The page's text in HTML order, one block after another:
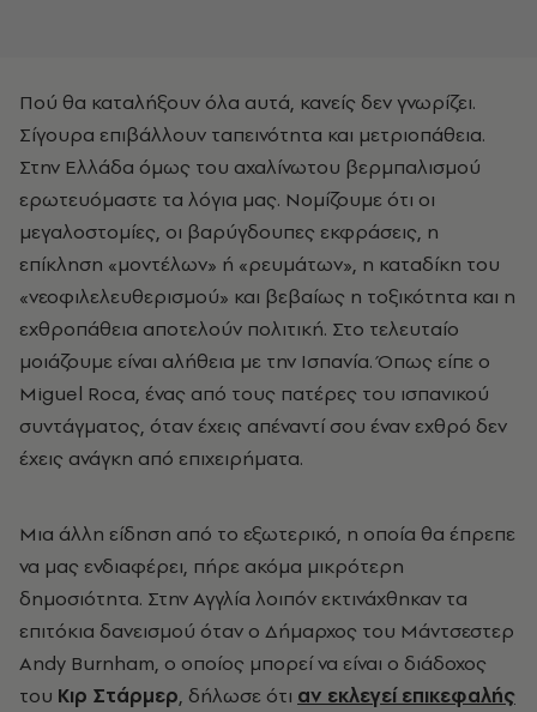
Πού θα καταλήξουν όλα αυτά, κανείς δεν γνωρίζει.
Σίγουρα επιβάλλουν ταπεινότητα και μετριοπάθεια.
Στην Ελλάδα όμως του αχαλίνωτου βερμπαλισμού
ερωτευόμαστε τα λόγια μας. Νομίζουμε ότι οι
μεγαλοστομίες, οι βαρύγδουπες εκφράσεις, η
επίκληση «μοντέλων» ή «ρευμάτων», η καταδίκη του
«νεοφιλελευθερισμού» και βεβαίως η τοξικότητα και η
εχθροπάθεια αποτελούν πολιτική. Στο τελευταίο
μοιάζουμε είναι αλήθεια με την Ισπανία. Όπως είπε ο
Miguel Roca, ένας από τους πατέρες του ισπανικού
συντάγματος, όταν έχεις απέναντί σου έναν εχθρό δεν
έχεις ανάγκη από επιχειρήματα.
Μια άλλη είδηση από το εξωτερικό, η οποία θα έπρεπε
να μας ενδιαφέρει, πήρε ακόμα μικρότερη
δημοσιότητα. Στην Αγγλία λοιπόν εκτινάχθηκαν τα
επιτόκια δανεισμού όταν ο Δήμαρχος του Μάντσεστερ
Andy Burnham, ο οποίος μπορεί να είναι ο διάδοχος
του Κιρ Στάρμερ, δήλωσε ότι αν εκλεγεί επικεφαλής